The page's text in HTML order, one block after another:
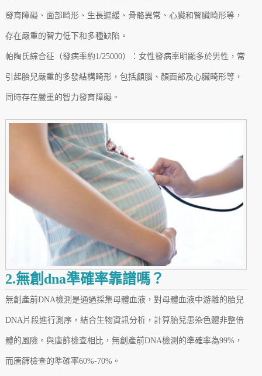
發育障礙、面部畸形、生長遲緩、骨骼異常、心臟和腎臟畸形等，
存在嚴重的智力低下和多種缺陷。
帕陶氏綜合征（發病率約1/25000）：女性發病率明顯多於男性，常
引起胎兒嚴重的多發結構畸形，包括顱腦、顏面部及心臟畸形等，
同時存在嚴重的智力發育障礙。
2.無創dna準確率靠譜嗎？
無創產前DNA檢測是通過採集母體血液，對母體血液中游離的胎兒
DNA片段進行測序，結合生物資訊分析，計算胎兒患染色體非整倍
體的風險。與唐篩檢查相比，無創產前DNA檢測的準確率為99%，
而唐篩檢查的準確率60%-70%。